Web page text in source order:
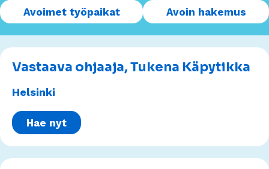
Avoimet työpaikat Avoin hakemus
Vastaava ohjaaja, Tukena Käpytikka
Helsinki
Hae nyt